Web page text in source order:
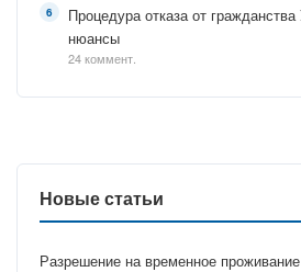
Процедура отказа от гражданства
нюансы
24 коммент.
Новые статьи
Разрешение на временное